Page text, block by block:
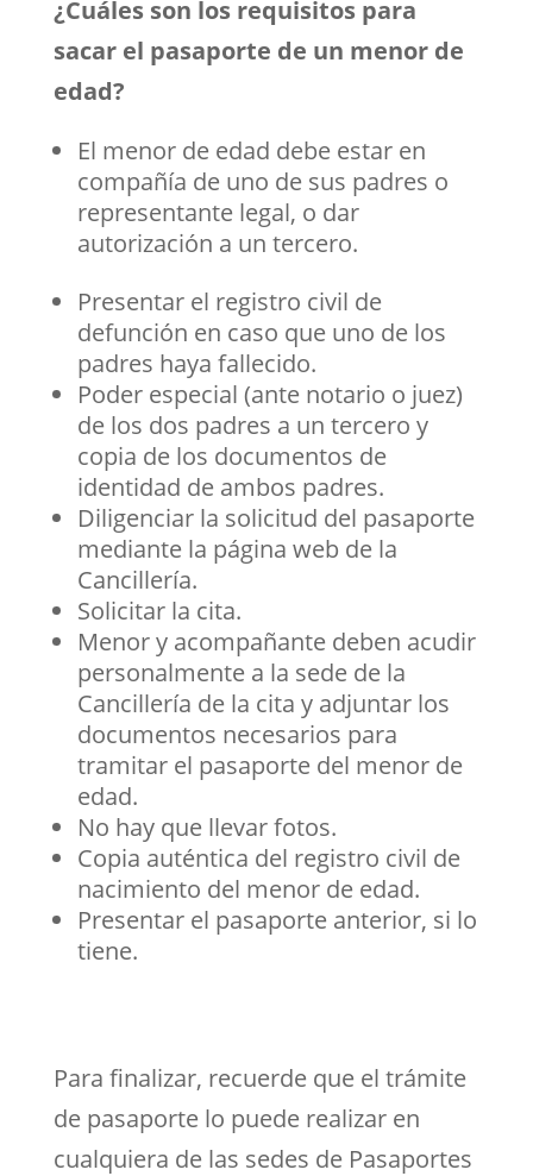
¿Cuáles son los requisitos para
sacar el pasaporte de un menor de
edad?
El menor de edad debe estar en
compañía de uno de sus padres o
representante legal, o dar
autorización a un tercero.
Presentar el registro civil de
defunción en caso que uno de los
padres haya fallecido.
Poder especial (ante notario o juez)
de los dos padres a un tercero y
copia de los documentos de
identidad de ambos padres.
Diligenciar la solicitud del pasaporte
mediante la página web de la
Cancillería.
Solicitar la cita.
Menor y acompañante deben acudir
personalmente a la sede de la
Cancillería de la cita y adjuntar los
documentos necesarios para
tramitar el pasaporte del menor de
edad.
No hay que llevar fotos.
Copia auténtica del registro civil de
nacimiento del menor de edad.
Presentar el pasaporte anterior, si lo
tiene.
Para finalizar, recuerde que el trámite
de pasaporte lo puede realizar en
cualquiera de las sedes de Pasaportes